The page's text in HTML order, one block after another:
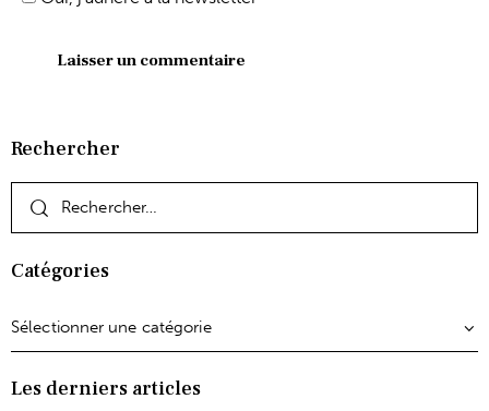
Rechercher
Catégories
Les derniers articles